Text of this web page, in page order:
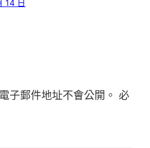
14 日
子郵件地址不會公開。 必